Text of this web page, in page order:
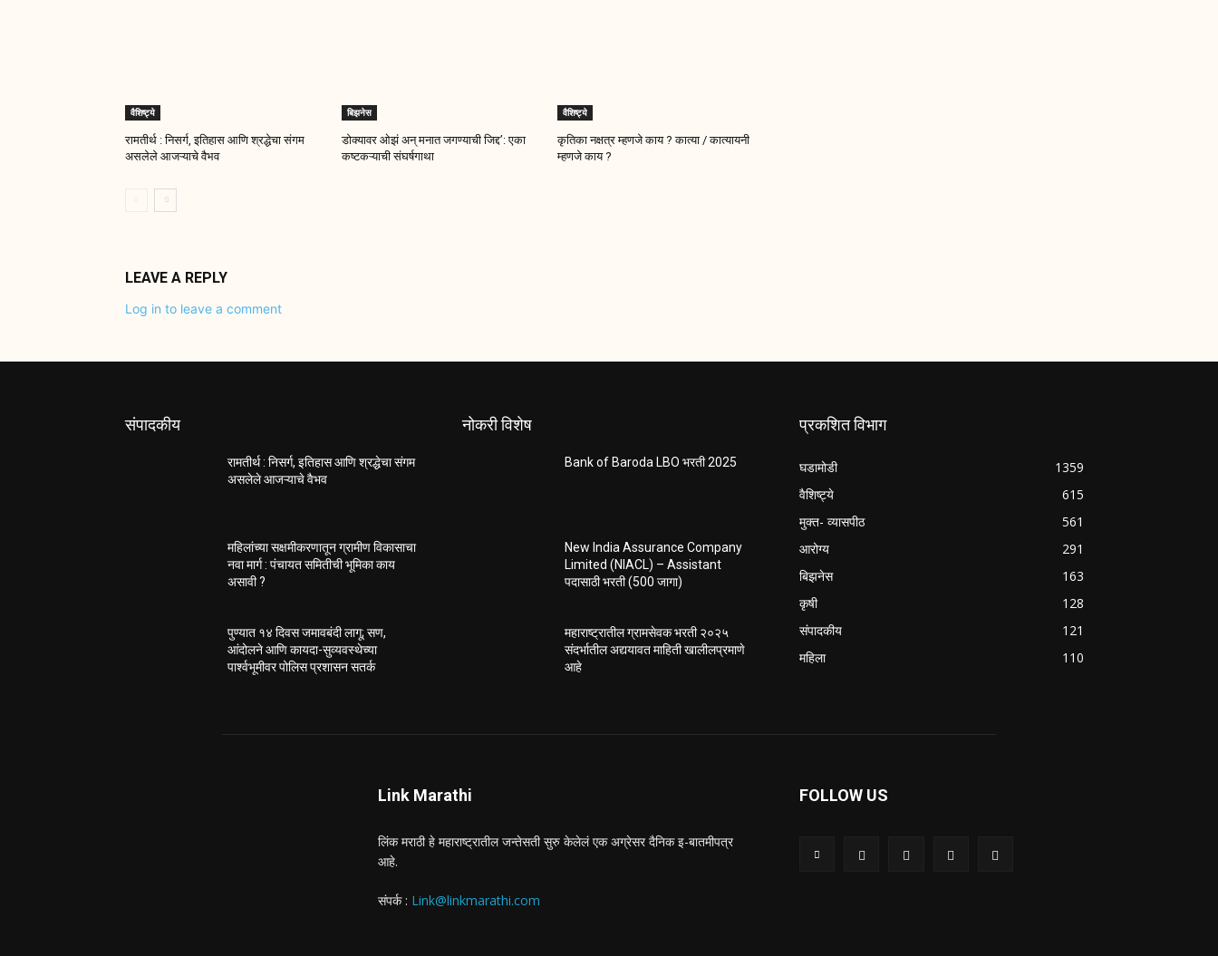
वैशिष्ट्ये
रामतीर्थ : निसर्ग, इतिहास आणि श्रद्धेचा संगम
असलेले आजऱ्याचे वैभव
बिझनेस
डोक्यावर ओझं अन् मनात जगण्याची जिद्द’: एका
कष्टकऱ्याची संघर्षगाथा
वैशिष्ट्ये
कृतिका नक्षत्र म्हणजे काय ? कात्या / कात्यायनी
म्हणजे काय ?
LEAVE A REPLY
Log in to leave a comment
संपादकीय
रामतीर्थ : निसर्ग, इतिहास आणि श्रद्धेचा संगम
असलेले आजऱ्याचे वैभव
महिलांच्या सक्षमीकरणातून ग्रामीण विकासाचा
नवा मार्ग : पंचायत समितीची भूमिका काय
असावी ?
पुण्यात १४ दिवस जमावबंदी लागू; सण,
आंदोलने आणि कायदा-सुव्यवस्थेच्या
पार्श्वभूमीवर पोलिस प्रशासन सतर्क
नोकरी विशेष
Bank of Baroda LBO भरती 2025
New India Assurance Company
Limited (NIACL) – Assistant
पदासाठी भरती (500 जागा)
महाराष्ट्रातील ग्रामसेवक भरती २०२५
संदर्भातील अद्ययावत माहिती खालीलप्रमाणे
आहे
प्रकशित विभाग
घडामोडी
1359
वैशिष्ट्ये
615
मुक्त- व्यासपीठ
561
आरोग्य
291
बिझनेस
163
कृषी
128
संपादकीय
121
महिला
110
Link Marathi
लिंक मराठी हे महाराष्ट्रातील जन्तेसती सुरु केलेलं एक अग्रेसर दैनिक इ-बातमीपत्र
आहे.
संपर्क : Link@linkmarathi.com
FOLLOW US